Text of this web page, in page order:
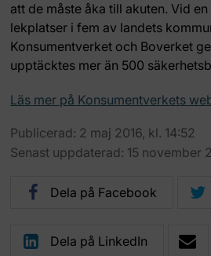
att de måste åka till akuten. Vid
lekplatser i fem av landets
Konsumentverket och Boverket
upptäcktes mer än 500
Läs mer på Konsumentverkets
Publicerad: 2 maj 2016, kl. 14:52
Senast uppdaterad: 15 november
Dela på Facebook
Dela på LinkedIn